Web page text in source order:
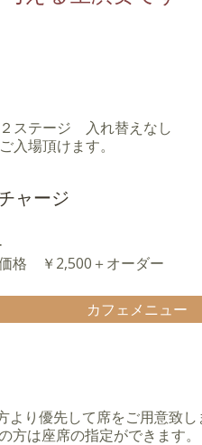
ステージ 入れ替えなし
入場頂けます。
ャージ
格 ￥2,500＋オーダー
カフェメニュー
より優先して席をご用意致し
方は座席の指定ができます。